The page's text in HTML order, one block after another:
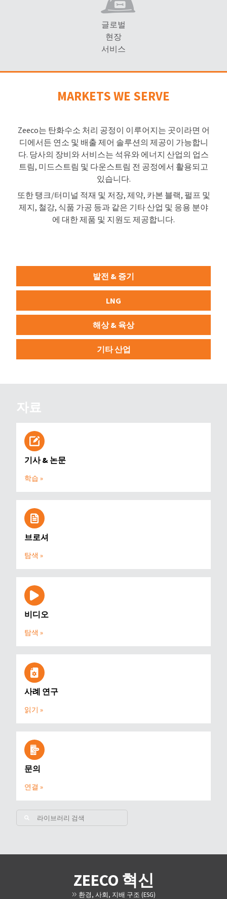
글로벌
현장
서비스
MARKETS WE SERVE
Zeeco는 탄화수소 처리 공정이 이루어지는 곳이라면 어
디에서든 연소 및 배출 제어 솔루션의 제공이 가능합니
다. 당사의 장비와 서비스는 석유와 에너지 산업의 업스
트림, 미드스트림 및 다운스트림 전 공정에서 활용되고
있습니다.
또한 탱크/터미널 적재 및 저장, 제약, 카본 블랙, 펄프 및
제지, 철강, 식품 가공 등과 같은 기타 산업 및 응용 분야
에 대한 제품 및 지원도 제공합니다.
발전 & 증기
LNG
해상 & 육상
기타 산업
자료
기사 & 논문
학습 »
브로셔
탐색 »
비디오
탐색 »
사례 연구
읽기 »
문의
연결 »
ZEECO 혁신
환경, 사회, 지배 구조 (ESG)